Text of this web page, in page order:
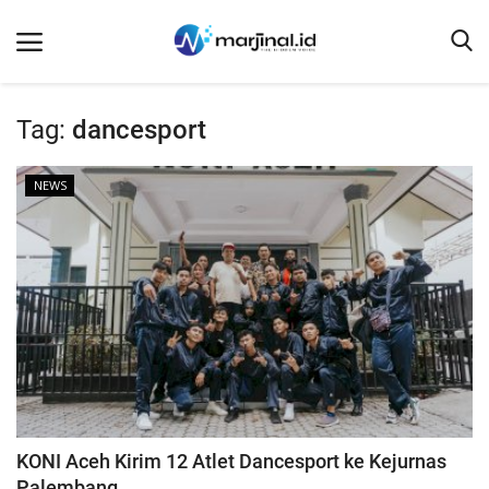
Beranda
NEWS
Redaksi
EDUKASI
SOSOK
LINTAS DESA
WISATA
Tag: dancesport
NEWS
KONI Aceh Kirim 12 Atlet Dancesport ke Kejurnas